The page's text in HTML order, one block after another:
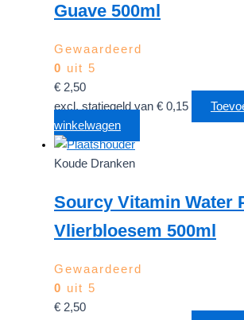
Guave 500ml
Gewaardeerd
0 uit 5
€ 2,50
excl. statiegeld van € 0,15
winkelwagen
Koude Dranken
Sourcy Vitamin Water
Vlierbloesem 500ml
Gewaardeerd
0 uit 5
€ 2,50